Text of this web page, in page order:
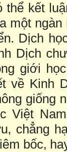
thể kết
một
Dịch
Dịch
giới
về Kinh
giống
Việt
chẳng
bốc,